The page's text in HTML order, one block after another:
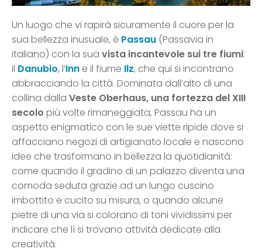
Un luogo che vi rapirà sicuramente il cuore per la
sua bellezza inusuale, è Passau (Passavia in
italiano) con la sua vista incantevole sui tre fiumi:
il Danubio, l’Inn e il fiume Ilz, che qui si incontrano
abbracciando la città. Dominata dall’alto di una
collina dalla Veste Oberhaus, una fortezza del XIII
secolo più volte rimaneggiata, Passau ha un
aspetto enigmatico con le sue viette ripide dove si
affacciano negozi di artigianato locale e nascono
idee che trasformano in bellezza la quotidianità:
come quando il gradino di un palazzo diventa una
comoda seduta grazie ad un lungo cuscino
imbottito e cucito su misura, o quando alcune
pietre di una via si colorano di toni vividissimi per
indicare che lì si trovano attività dedicate alla
creatività.